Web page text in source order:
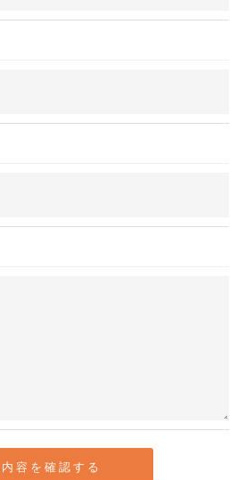
ます。
人情報保護契約等の措置をとり、
等がなされないよう、適切に安全管
ざいますので予めご了承ください。
除･利用停止の手続について＞